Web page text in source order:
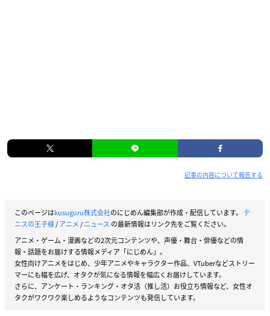
記事の内容について報告する
このページはkusuguru株式会社のにじめん編集部が作成・配信しています。 テ
ニスの王子様/アニメ/ニュース の最新情報はリンク先をご覧ください。
アニメ・ゲーム・漫画などの2次元コンテンツや、声優・舞台・俳優などの情
報・話題をお届けする情報メディア「にじめん」。
女性向けアニメをはじめ、少年アニメやキャラクター作品、VTuberなどストリー
マーにも幅を広げ、オタクが気になる情報を幅広くお届けしています。
さらに、アンケート・ランキング・オタ活（推し活）お役立ち情報など、女性オ
タクがワクワク楽しめるようなコンテンツも発信しています。